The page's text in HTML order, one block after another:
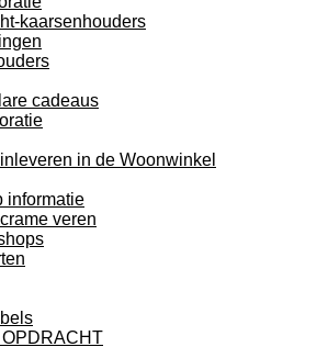
kaarsenhouders
cadeaus
in de Woonwinkel
informatie
veren